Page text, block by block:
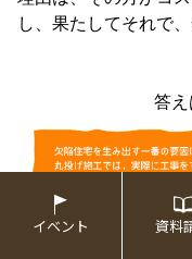
し、果たしてそれで
答
イベント 資料